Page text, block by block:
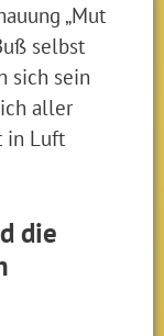
„Mut
selbst
sich sein
aller
in Luft
die